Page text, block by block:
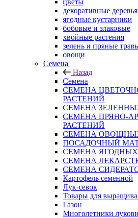
декоративные
ягодные кустарники
бобовые и злаковые
хвойные растения
зелень и пряные
овощи
Семена
Назад
Семена
СЕМЕНА
РАСТЕНИЙ
СЕМЕНА
СЕМЕНА ПРЯНО-
РАСТЕНИЙ
СЕМЕНА
ПОСАДОЧНЫЙ
СЕМЕНА ЯГОДНЫХ
СЕМЕНА
СЕМЕНА
Картофель семенной
Лук-севок
Товары для
Газон
Многолетники